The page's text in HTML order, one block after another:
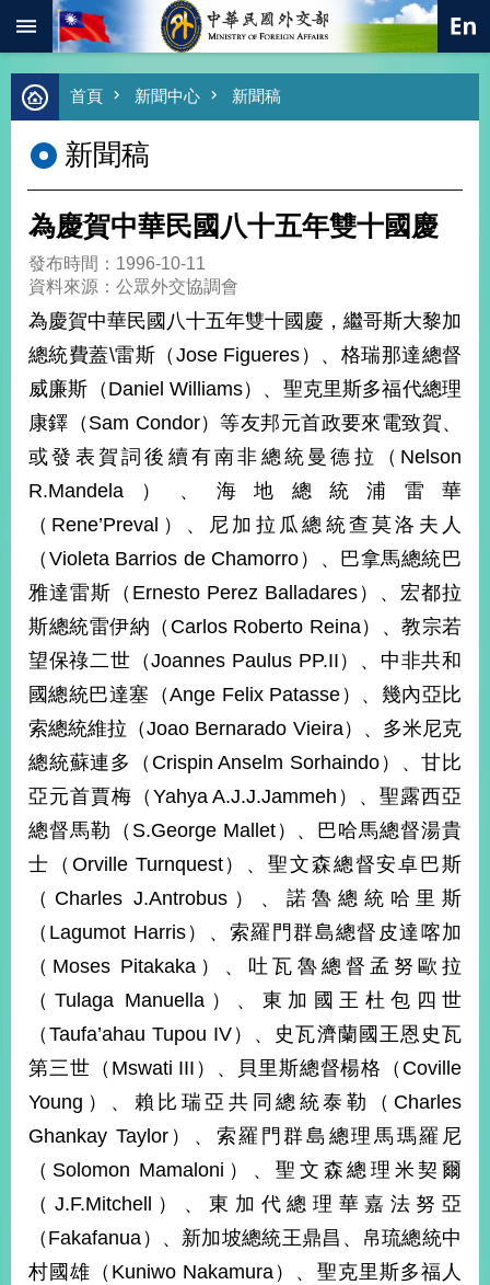
跳到主要內容區塊
進
階
尋
熱
總
合
外
值
外
交
濟
不
落
海
和
平
護
照
首
頁
網
站
導
覽
關
於
本
新
聞
中
心
交
資
國
首頁 新聞中心 新聞稿
新聞稿
為慶賀中華民國八十五年雙十國慶
發布時間：1996-10-11
資料來源：公眾外交協調會
為慶賀中華民國八十五年雙十國慶，繼哥斯大黎加
總統費蓋\雷斯（Jose Figueres）、格瑞那達總督
威廉斯（Daniel Williams）、聖克里斯多福代總理
康鐸（Sam Condor）等友邦元首政要來電致賀、
或發表賀詞後續有南非總統曼德拉（Nelson
R.Mandela）、海地總統浦雷華
（Rene’Preval）、尼加拉瓜總統查莫洛夫人
（Violeta Barrios de Chamorro）、巴拿馬總統巴
雅達雷斯（Ernesto Perez Balladares）、宏都拉
斯總統雷伊納（Carlos Roberto Reina）、教宗若
望保祿二世（Joannes Paulus PP.II）、中非共和
國總統巴達塞（Ange Felix Patasse）、幾內亞比
索總統維拉（Joao Bernarado Vieira）、多米尼克
總統蘇連多（Crispin Anselm Sorhaindo）、甘比
亞元首賈梅（Yahya A.J.J.Jammeh）、聖露西亞
總督馬勒（S.George Mallet）、巴哈馬總督湯貴
士（Orville Turnquest）、聖文森總督安卓巴斯
（Charles J.Antrobus）、諾魯總統哈里斯
（Lagumot Harris）、索羅門群島總督皮達喀加
（Moses Pitakaka）、吐瓦魯總督孟努歐拉
（Tulaga Manuella）、東加國王杜包四世
（Taufa’ahau Tupou IV）、史瓦濟蘭國王恩史瓦
第三世（Mswati III）、貝里斯總督楊格（Coville
Young）、賴比瑞亞共同總統泰勒（Charles
Ghankay Taylor）、索羅門群島總理馬瑪羅尼
（Solomon Mamaloni）、聖文森總理米契爾
（J.F.Mitchell）、東加代總理華嘉法努亞
（Fakafanua）、新加坡總統王鼎昌、帛琉總統中
村國雄（Kuniwo Nakamura）、聖克里斯多福人